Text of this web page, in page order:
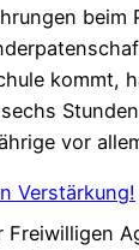
beim
kommt,
vor
Verstärkung!
Freiwilligen